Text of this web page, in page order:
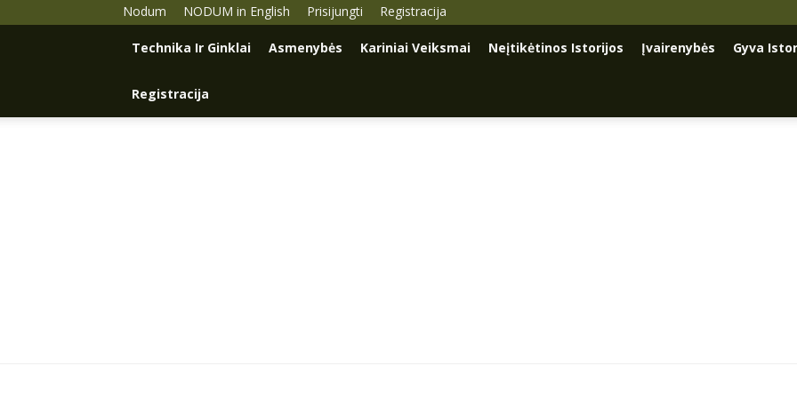
Nodum NODUM in English Prisijungti Registracija
Technika Ir Ginklai Asmenybės Kariniai Veiksmai Neįtikėtinos Istorijos Įvairenybės Gyva
Registracija